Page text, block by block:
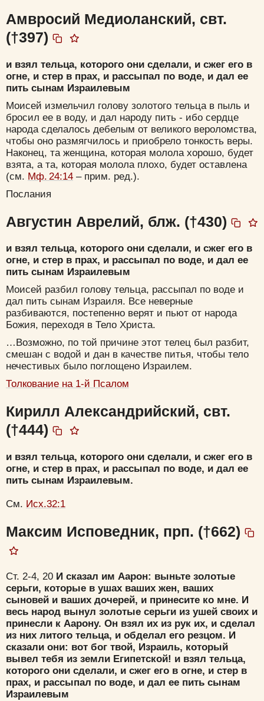
Амвросий Медиоланский, свт.
(†397)
и взял тельца, которого они сделали, и сжег его в
огне, и стер в прах, и рассыпал по воде, и дал ее
пить сынам Израилевым
Моисей измельчил голову золотого тельца в пыль и
бросил ее в воду, и дал народу пить - ибо сердце
народа сделалось дебелым от великого вероломства,
чтобы оно размягчилось и приобрело тонкость веры.
Наконец, та женщина, которая молола хорошо, будет
взята, а та, которая молола плохо, будет оставлена
(см. Мф. 24:14 – прим. ред.).
Послания
Августин Аврелий, блж. (†430)
и взял тельца, которого они сделали, и сжег его в
огне, и стер в прах, и рассыпал по воде, и дал ее
пить сынам Израилевым
Моисей разбил голову тельца, рассыпал по воде и
дал пить сынам Израиля. Все неверные
разбиваются, постепенно верят и пьют от народа
Божия, переходя в Тело Христа.
…Возможно, по той причине этот телец был разбит,
смешан с водой и дан в качестве питья, чтобы тело
нечестивых было поглощено Израилем.
Толкование на 1-й Псалом
Кирилл Александрийский, свт.
(†444)
и взял тельца, которого они сделали, и сжег его в
огне, и стер в прах, и рассыпал по воде, и дал ее
пить сынам Израилевым.
См. Исх.32:1
Максим Исповедник, прп. (†662)
Ст. 2-4, 20 И сказал им Аарон: выньте золотые
серьги, которые в ушах ваших жен, ваших
сыновей и ваших дочерей, и принесите ко мне. И
весь народ вынул золотые серьги из ушей своих и
принесли к Аарону. Он взял их из рук их, и сделал
из них литого тельца, и обделал его резцом. И
сказали они: вот бог твой, Израиль, который
вывел тебя из земли Египетской! и взял тельца,
которого они сделали, и сжег его в огне, и стер в
прах, и рассыпал по воде, и дал ее пить сынам
Израилевым